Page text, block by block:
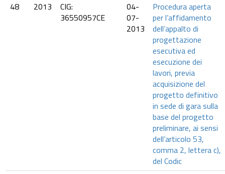
48
2013
CIG:
36550957CE
04-
07-
2013
Procedura aperta
per l’affidamento
dell’appalto di
progettazione
esecutiva ed
esecuzione dei
lavori, previa
acquisizione del
progetto definitivo
in sede di gara sulla
base del progetto
preliminare, ai sensi
dell’articolo 53,
comma 2, lettera c),
del Codic